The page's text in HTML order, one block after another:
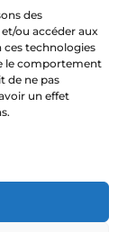
des
ou accéder aux
ces technologies
le comportement
de ne pas
un effet